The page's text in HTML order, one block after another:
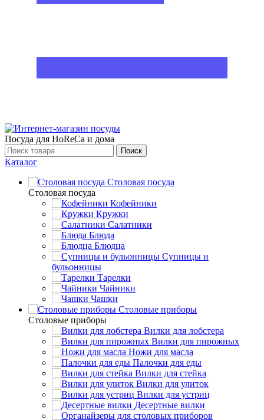
Посуда для HoReCa и дома
Поиск
Каталог
Столовая посуда
Столовая посуда
Кофейники
Кружки
Салатники
Блюда
Блюдца
Супницы и
бульонницы
Тарелки
Чайники
Чашки
Cтоловые приборы
Cтоловые приборы
Вилки для лобстера
Вилки для пирожных
Ножи для масла
Палочки для еды
Вилки для стейка
Вилки для улиток
Вилки для устриц
Десертные вилки